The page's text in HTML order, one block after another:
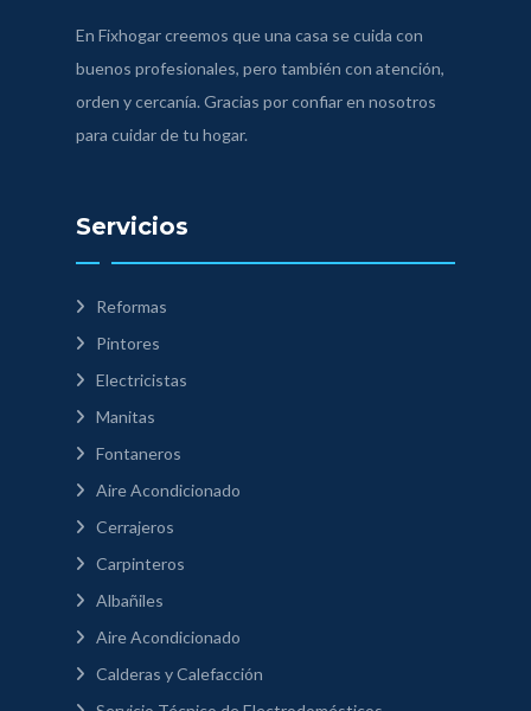
En Fixhogar creemos que una casa se cuida con
buenos profesionales, pero también con atención,
orden y cercanía. Gracias por confiar en nosotros
para cuidar de tu hogar.
Servicios
Reformas
Pintores
Electricistas
Manitas
Fontaneros
Aire Acondicionado
Cerrajeros
Carpinteros
Albañiles
Aire Acondicionado
Calderas y Calefacción